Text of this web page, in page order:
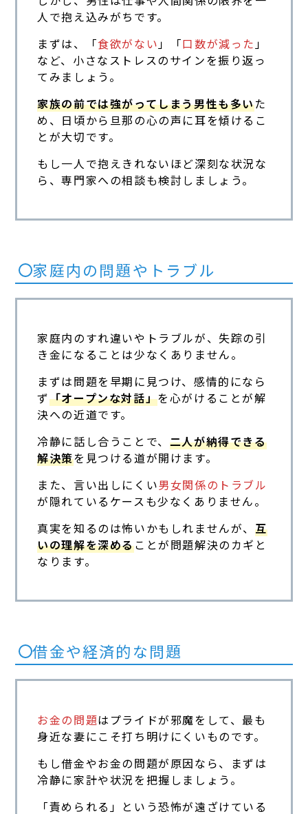
人で抱え込みがちです。
まずは、「食欲がない」「口数が減った」
など、小さなストレスのサインを振り返っ
てみましょう。
家族の前では強がってしまう男性も多いた
め、日頃から旦那の心の声に耳を傾けるこ
とが大切です。
もし一人で抱えきれないほど深刻な状況な
ら、専門家への相談も検討しましょう。
家庭内の問題やトラブル
家庭内のすれ違いやトラブルが、失踪の引
き金になることは少なくありません。
まずは問題を早期に見つけ、感情的になら
ず「オープンな対話」を心がけることが解
決への近道です。
冷静に話し合うことで、 二人が納得できる
解決策を見つける道が開けます。
また、言い出しにくい男女関係のトラブル
が隠れているケースも少なくありません。
真実を知るのは怖いかもしれませんが、 互
いの理解を深めることが問題解決のカギと
なります。
借金や経済的な問題
お金の問題はプライドが邪魔をして、最も
身近な妻にこそ打ち明けにくいものです。
もし借金やお金の問題が原因なら、まずは
冷静に家計や状況を把握しましょう。
「責められる」という恐怖が遠ざけている